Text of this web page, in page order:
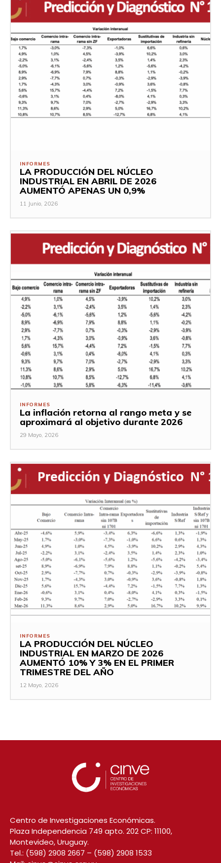
INFORMES
LA PRODUCCIÓN DEL NÚCLEO
INDUSTRIAL EN ABRIL DE 2026
AUMENTÓ APENAS UN 0,9%
11 Junio, 2026
INFORMES
La inflación retorna al rango meta y se
aproximará al objetivo durante 2026
29 Mayo, 2026
INFORMES
LA PRODUCCIÓN DEL NÚCLEO
INDUSTRIAL EN MARZO DE 2026
AUMENTÓ 10% Y 3% EN EL PRIMER
TRIMESTRE DEL AÑO
12 Mayo, 2026
Centro de Investigaciones Económicas.
Plaza Independencia 749 apto. 202 CP: 11100,
Montevideo, Uruguay.
Tel.: (598) 2908 2667 – (598) 2908 1533